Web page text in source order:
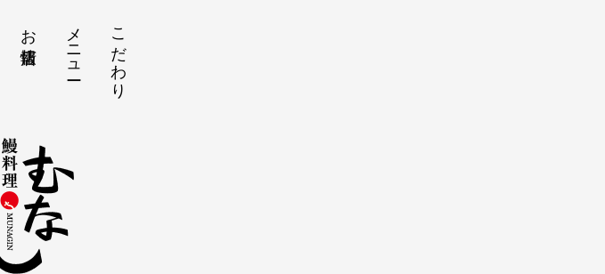
こだわり
メニュー
お店情報